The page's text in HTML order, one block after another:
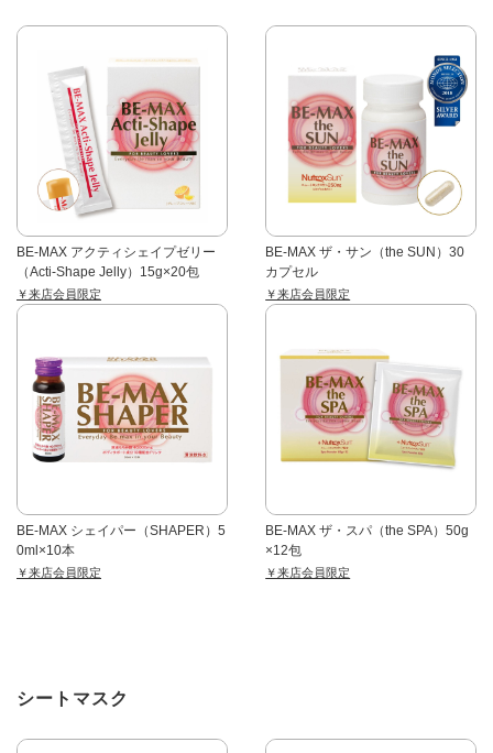
BE-MAX アクティシェイプゼリー
（Acti-Shape Jelly）15g×20包
￥来店会員限定
BE-MAX ザ・サン（the SUN）30
カプセル
￥来店会員限定
BE-MAX シェイパー（SHAPER）5
0ml×10本
￥来店会員限定
BE-MAX ザ・スパ（the SPA）50g
×12包
￥来店会員限定
シートマスク